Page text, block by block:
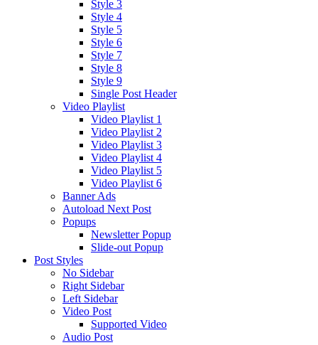
Style 3
Style 4
Style 5
Style 6
Style 7
Style 8
Style 9
Single Post Header
Video Playlist
Video Playlist 1
Video Playlist 2
Video Playlist 3
Video Playlist 4
Video Playlist 5
Video Playlist 6
Banner Ads
Autoload Next Post
Popups
Newsletter Popup
Slide-out Popup
Post Styles
No Sidebar
Right Sidebar
Left Sidebar
Video Post
Supported Video
Audio Post